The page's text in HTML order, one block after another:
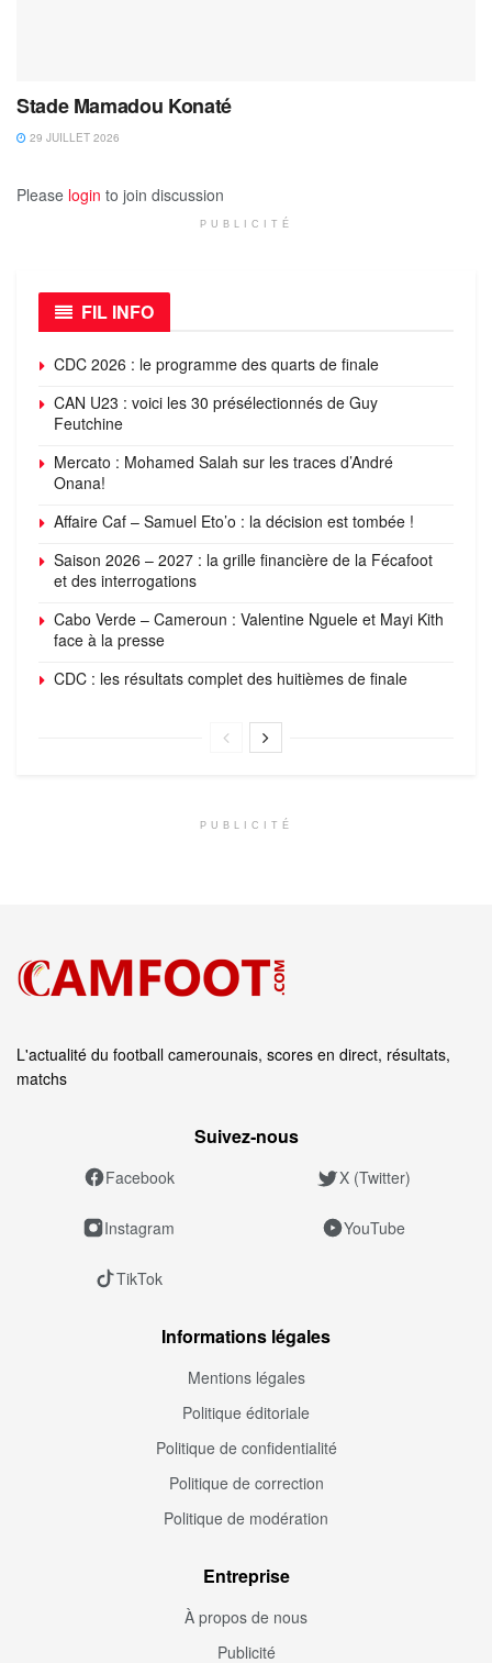
Stade Mamadou Konaté
29 JUILLET 2026
Please login to join discussion
PUBLICITÉ
FIL INFO
CDC 2026 : le programme des quarts de finale
CAN U23 : voici les 30 présélectionnés de Guy
Feutchine
Mercato : Mohamed Salah sur les traces d’André
Onana!
Affaire Caf – Samuel Eto’o : la décision est tombée !
Saison 2026 – 2027 : la grille financière de la Fécafoot
et des interrogations
Cabo Verde – Cameroun : Valentine Nguele et Mayi Kith
face à la presse
CDC : les résultats complet des huitièmes de finale
PUBLICITÉ
L'actualité du football camerounais, scores en direct, résultats,
matchs
Suivez‑nous
Facebook X (Twitter)
Instagram YouTube
TikTok
Informations légales
Mentions légales
Politique éditoriale
Politique de confidentialité
Politique de correction
Politique de modération
Entreprise
À propos de nous
Publicité